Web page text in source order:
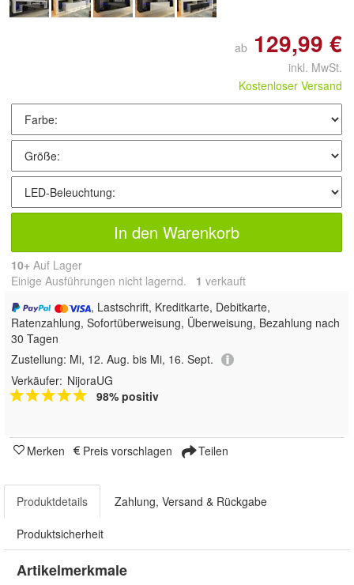
ab 129,99 €
inkl. MwSt.
Kostenloser Versand
In den Warenkorb
10+ Auf Lager
Einige Ausführungen nicht lagernd. 1 verkauft
, Lastschrift, Kreditkarte, Debitkarte,
Ratenzahlung, Sofortüberweisung, Überweisung, Bezahlung nach
30 Tagen
Zustellung: Mi, 12. Aug. bis Mi, 16. Sept.
Verkäufer: NijoraUG
98% positiv
Merken Preis vorschlagen Teilen
Produktdetails Zahlung, Versand & Rückgabe
Produktsicherheit
Artikelmerkmale